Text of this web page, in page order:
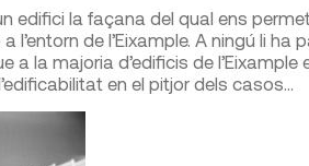
edifici la façana del qual ens
l’entorn de l’Eixample. A ningú li
a la majoria d’edificis de
en el pitjor dels casos…